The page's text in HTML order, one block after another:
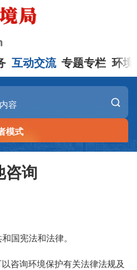
互动交流 专题专栏 环境
模式
咨询
国宪法和法律。
咨询环境保护有关法律法规及